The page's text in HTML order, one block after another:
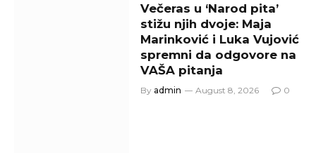
Večeras u ‘Narod pita’
stižu njih dvoje: Maja
Marinković i Luka Vujović
spremni da odgovore na
VAŠA pitanja
By admin August 8, 2026 0